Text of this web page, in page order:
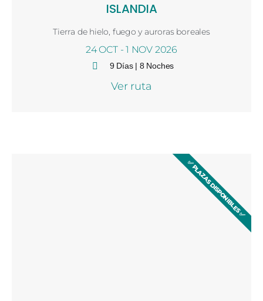
ISLANDIA
Tierra de hielo, fuego y auroras boreales
24 OCT - 1 NOV 2026
9 Días | 8 Noches
Ver ruta
✅ PLAZAS DISPONIBLES ✅